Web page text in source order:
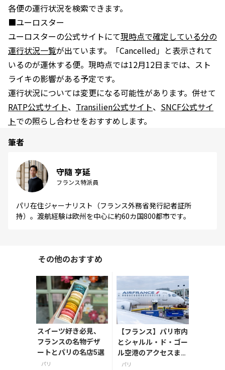
各便の運行状況を検索できます。
■ユーロスター
ユーロスターの公式サイトにて現時点で確定している分の
運行状況一覧が出ています。「Cancelled」と表示されて
いるのが運休する便。現時点では12月12日までは、スト
ライキの影響がある予定です。
運行状況については変更になる可能性があります。併せて
RATP公式サイト、 Transilien公式サイト、 SNCF公式サイ
トでの照らし合わせをおすすめします。
筆者
守隨 亨延
フランス特派員
パリ在住ジャーナリスト（フランス外務省発行記者証所
持）。渡航経験は欧州を中心に約60カ国800都市です。
その他のおすすめ
スイーツ好き必見、
フランスの名物デザ
ートとパリの名店5選
パリ
【フランス】パリ市内
とシャルル・ド・ゴー
ル空港のアクセスまと
め、2026年版
パリ